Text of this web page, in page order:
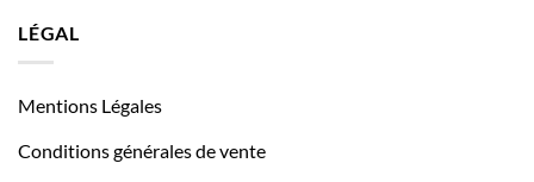
LÉGAL
Mentions Légales
Conditions générales de vente